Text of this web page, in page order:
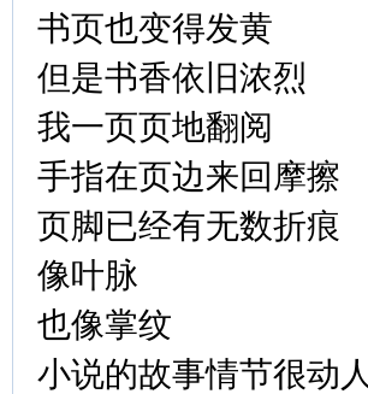
书页也变得发黄
但是书香依旧浓烈
我一页页地翻阅
手指在页边来回摩擦
页脚已经有无数折痕
像叶脉
也像掌纹
小说的故事情节很动人